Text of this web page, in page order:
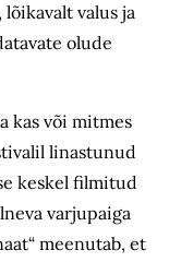
valus ja
olude
kas või mitmes
linastunud
keskel filmitud
varjupaiga
meenutab, et